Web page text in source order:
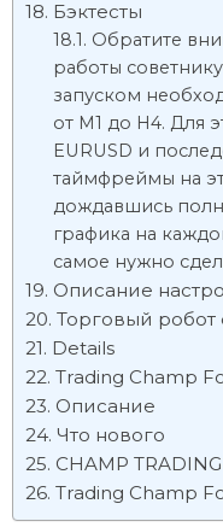
Бэктесты
Обратите
работы
запуском
от М1 до Н4. Для
EURUSD и
таймфреймы на
дождавшись
графика на
самое нужно
Описание
Торговый робот
Details
Trading Champ
Описание
Что нового
CHAMP TRADING
Trading Champ